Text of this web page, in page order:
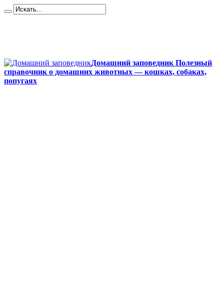
Домашний заповедник Полезный
справочник о домашних животных — кошках, собаках,
попугаях